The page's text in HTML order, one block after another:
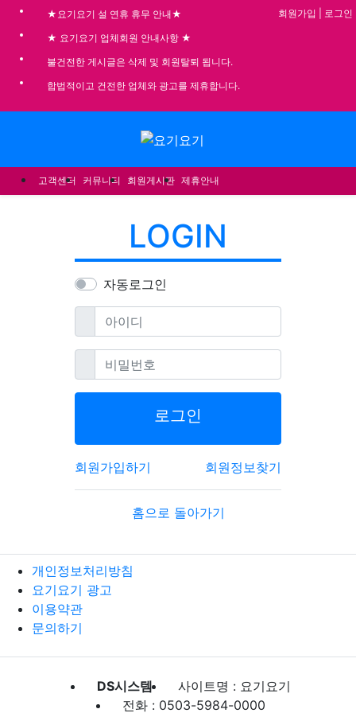
★요기요기 설 연휴 휴무 안내★
★ 요기요기 업체회원 안내사항 ★
불건전한 게시글은 삭제 및 회원탈퇴 됩니다.
합법적이고 건전한 업체와 광고를 제휴합니다.
회원가입 로그인
고객센터 커뮤니티 회원게시판 제휴안내
LOGIN
자동로그인
아이디필수
비밀번호필수
로그인
회원가입하기 회원정보찾기
홈으로 돌아가기
개인정보처리방침
요기요기 광고
이용약관
문의하기
DS시스템
사이트명 : 요기요기
전화 : 0503-5984-0000